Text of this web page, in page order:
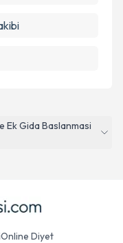
Ek Gida Baslanmasi
Online Diyet